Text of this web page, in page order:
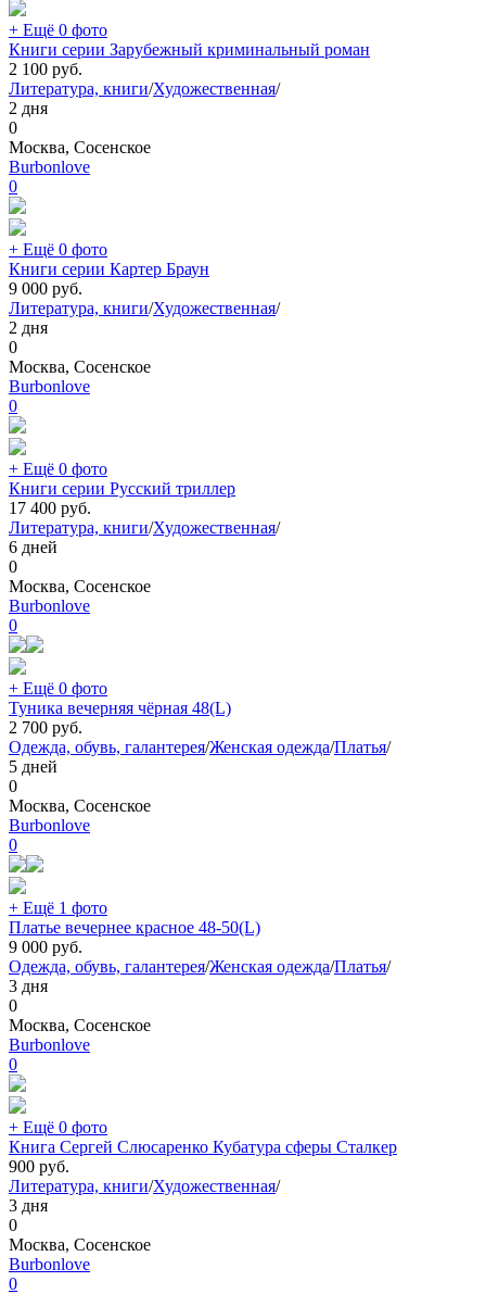
+ Ещё 0 фото
Книги серии Зарубежный криминальный роман
2 100 руб.
Литература, книги/Художественная/
2 дня
0
Москва, Сосенское
Burbonlove
0
+ Ещё 0 фото
Книги серии Картер Браун
9 000 руб.
Литература, книги/Художественная/
2 дня
0
Москва, Сосенское
Burbonlove
0
+ Ещё 0 фото
Книги серии Русский триллер
17 400 руб.
Литература, книги/Художественная/
6 дней
0
Москва, Сосенское
Burbonlove
0
+ Ещё 0 фото
Туника вечерняя чёрная 48(L)
2 700 руб.
Одежда, обувь, галантерея/Женская одежда/Платья/
5 дней
0
Москва, Сосенское
Burbonlove
0
+ Ещё 1 фото
Платье вечернее красное 48-50(L)
9 000 руб.
Одежда, обувь, галантерея/Женская одежда/Платья/
3 дня
0
Москва, Сосенское
Burbonlove
0
+ Ещё 0 фото
Книга Сергей Слюсаренко Кубатура сферы Сталкер
900 руб.
Литература, книги/Художественная/
3 дня
0
Москва, Сосенское
Burbonlove
0